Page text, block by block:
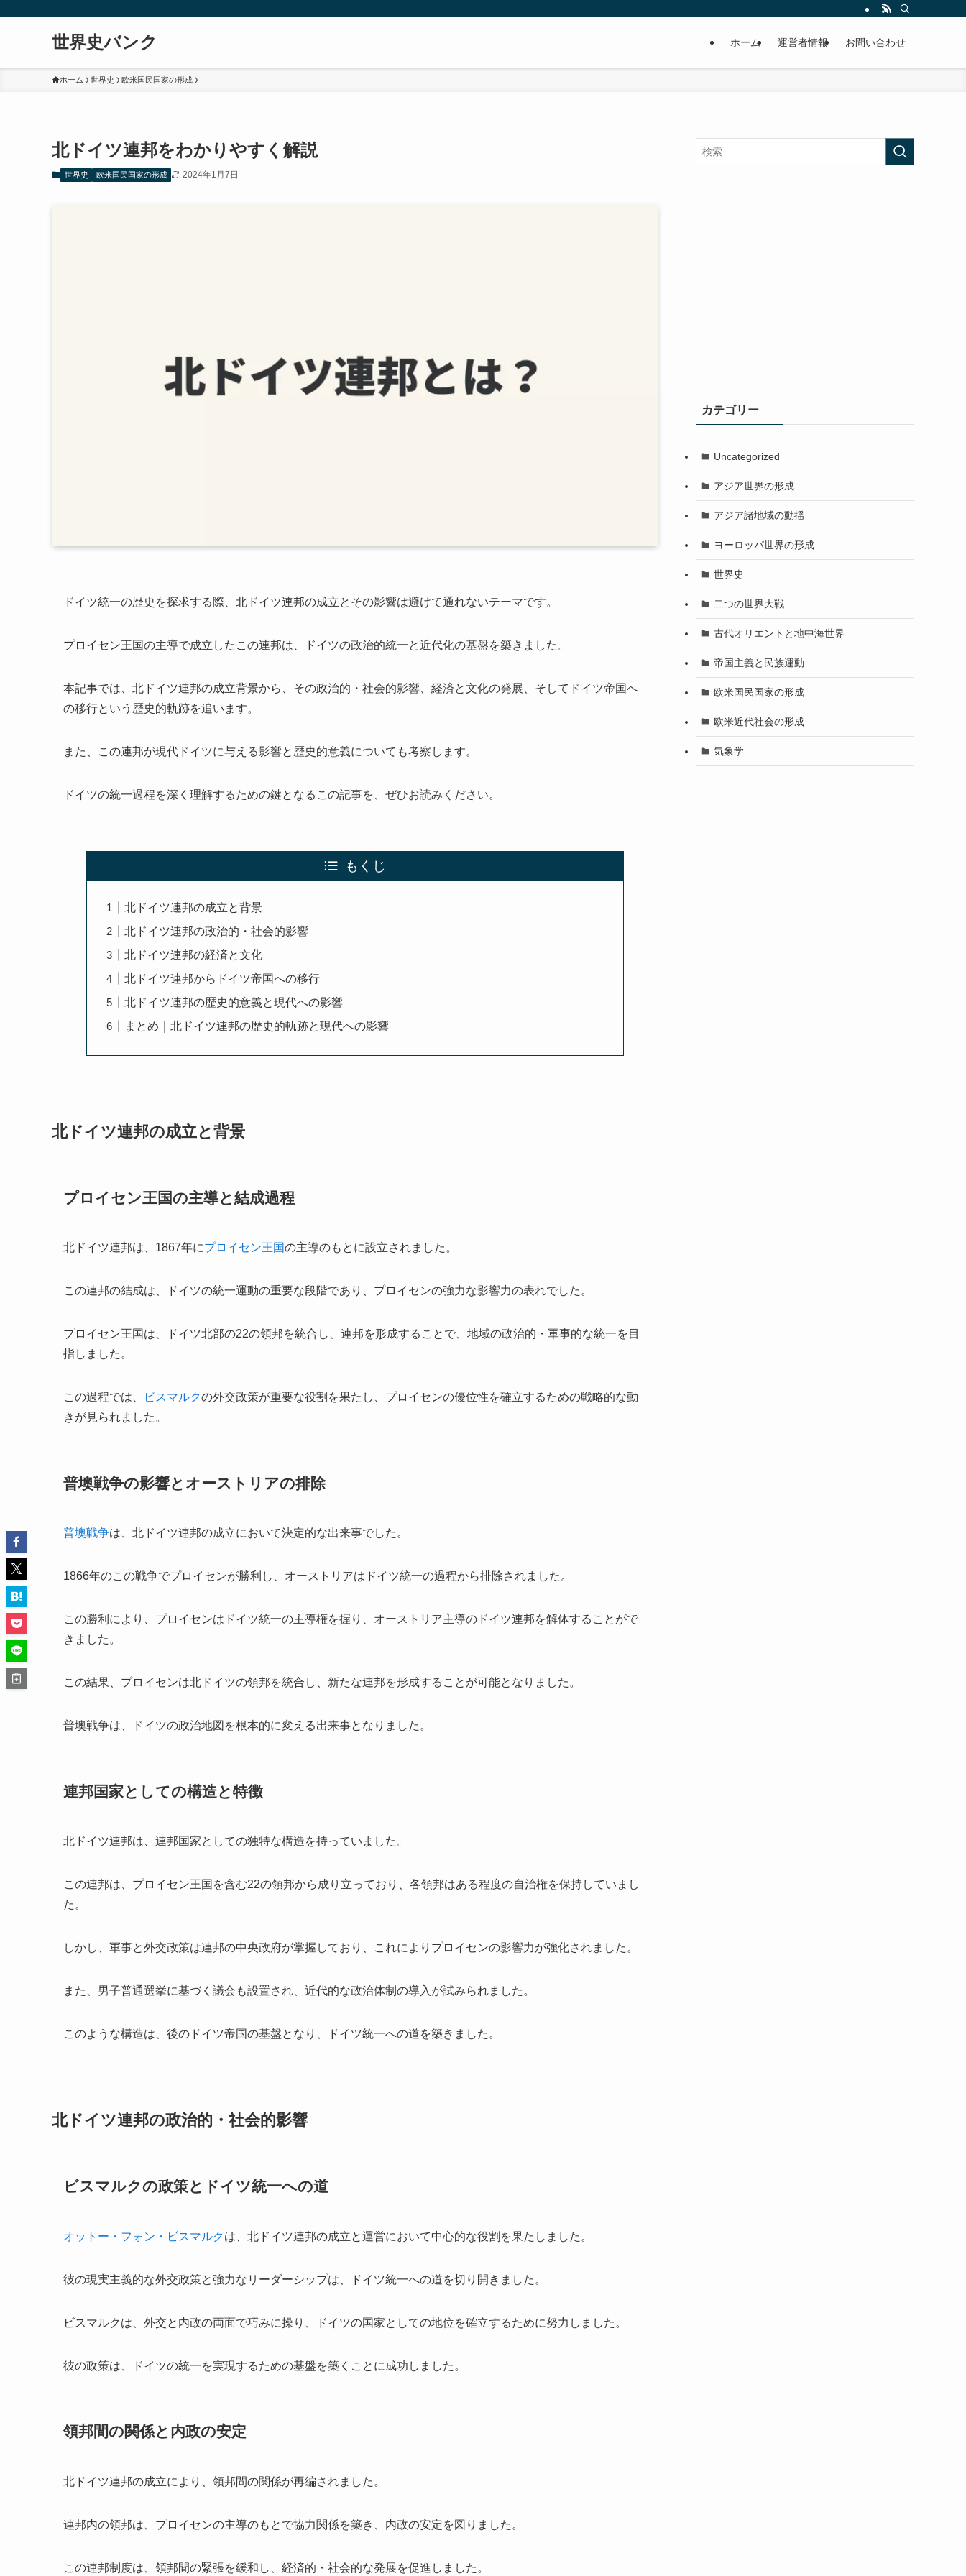
世界史バンク ホーム 運営者情報 お問い合わせ
ホーム 世界史 欧米国民国家の形成
北ドイツ連邦をわかりやすく解説
世界史 欧米国民国家の形成 2024年1月7日
ドイツ統一の歴史を探求する際、北ドイツ連邦の成立とその影響は避けて通れないテーマです。
プロイセン王国の主導で成立したこの連邦は、ドイツの政治的統一と近代化の基盤を築きました。
本記事では、北ドイツ連邦の成立背景から、その政治的・社会的影響、経済と文化の発展、そしてドイツ帝国へ
の移行という歴史的軌跡を追います。
また、この連邦が現代ドイツに与える影響と歴史的意義についても考察します。
ドイツの統一過程を深く理解するための鍵となるこの記事を、ぜひお読みください。
もくじ
北ドイツ連邦の成立と背景
北ドイツ連邦の政治的・社会的影響
北ドイツ連邦の経済と文化
北ドイツ連邦からドイツ帝国への移行
北ドイツ連邦の歴史的意義と現代への影響
まとめ｜北ドイツ連邦の歴史的軌跡と現代への影響
北ドイツ連邦の成立と背景
プロイセン王国の主導と結成過程
北ドイツ連邦は、1867年にプロイセン王国の主導のもとに設立されました。
この連邦の結成は、ドイツの統一運動の重要な段階であり、プロイセンの強力な影響力の表れでした。
プロイセン王国は、ドイツ北部の22の領邦を統合し、連邦を形成することで、地域の政治的・軍事的な統一を目
指しました。
この過程では、 ビスマルクの外交政策が重要な役割を果たし、プロイセンの優位性を確立するための戦略的な動
きが見られました。
普墺戦争の影響とオーストリアの排除
普墺戦争は、北ドイツ連邦の成立において決定的な出来事でした。
1866年のこの戦争でプロイセンが勝利し、オーストリアはドイツ統一の過程から排除されました。
この勝利により、プロイセンはドイツ統一の主導権を握り、オーストリア主導のドイツ連邦を解体することがで
きました。
この結果、プロイセンは北ドイツの領邦を統合し、新たな連邦を形成することが可能となりました。
普墺戦争は、ドイツの政治地図を根本的に変える出来事となりました。
連邦国家としての構造と特徴
北ドイツ連邦は、連邦国家としての独特な構造を持っていました。
この連邦は、プロイセン王国を含む22の領邦から成り立っており、各領邦はある程度の自治権を保持していまし
た。
しかし、軍事と外交政策は連邦の中央政府が掌握しており、これによりプロイセンの影響力が強化されました。
また、男子普通選挙に基づく議会も設置され、近代的な政治体制の導入が試みられました。
このような構造は、後のドイツ帝国の基盤となり、ドイツ統一への道を築きました。
北ドイツ連邦の政治的・社会的影響
ビスマルクの政策とドイツ統一への道
オットー・フォン・ビスマルクは、北ドイツ連邦の成立と運営において中心的な役割を果たしました。
彼の現実主義的な外交政策と強力なリーダーシップは、ドイツ統一への道を切り開きました。
ビスマルクは、外交と内政の両面で巧みに操り、ドイツの国家としての地位を確立するために努力しました。
彼の政策は、ドイツの統一を実現するための基盤を築くことに成功しました。
領邦間の関係と内政の安定
北ドイツ連邦の成立により、領邦間の関係が再編されました。
連邦内の領邦は、プロイセンの主導のもとで協力関係を築き、内政の安定を図りました。
この連邦制度は、領邦間の緊張を緩和し、経済的・社会的な発展を促進しました。
カテゴリー
Uncategorized
アジア世界の形成
アジア諸地域の動揺
ヨーロッパ世界の形成
世界史
二つの世界大戦
古代オリエントと地中海世界
帝国主義と民族運動
欧米国民国家の形成
欧米近代社会の形成
気象学